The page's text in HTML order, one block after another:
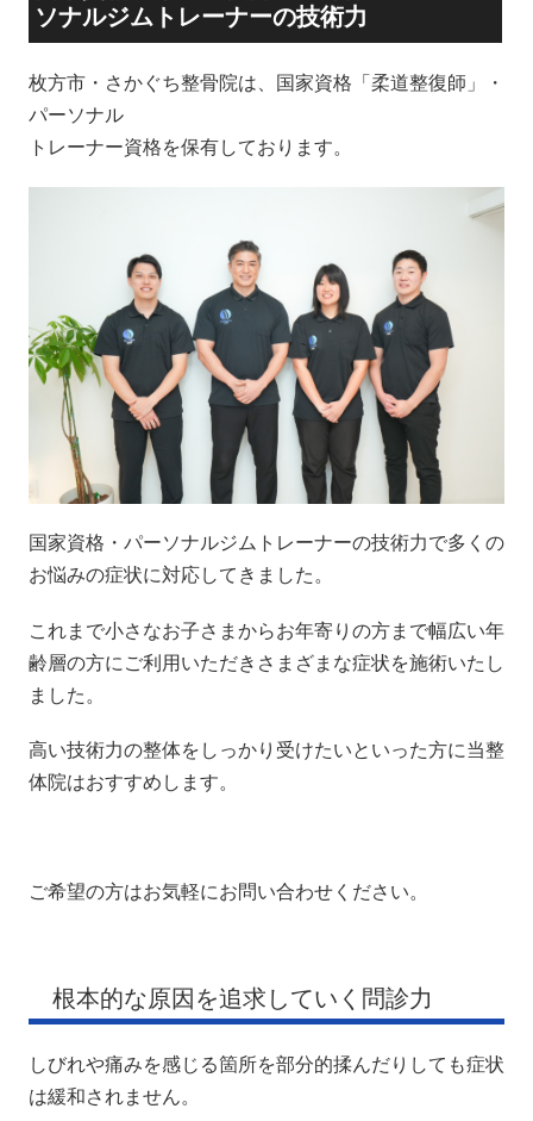
ソナルジムトレーナーの技術力
枚方市・さかぐち整骨院は、国家資格「柔道整復師」・
パーソナル
トレーナー資格を保有しております。
国家資格・パーソナルジムトレーナーの技術力で多くの
お悩みの症状に対応してきました。
これまで小さなお子さまからお年寄りの方まで幅広い年
齢層の方にご利用いただきさまざまな症状を施術いたし
ました。
高い技術力の整体をしっかり受けたいといった方に当整
体院はおすすめします。
ご希望の方はお気軽にお問い合わせください。
根本的な原因を追求していく問診力
しびれや痛みを感じる箇所を部分的揉んだりしても症状
は緩和されません。